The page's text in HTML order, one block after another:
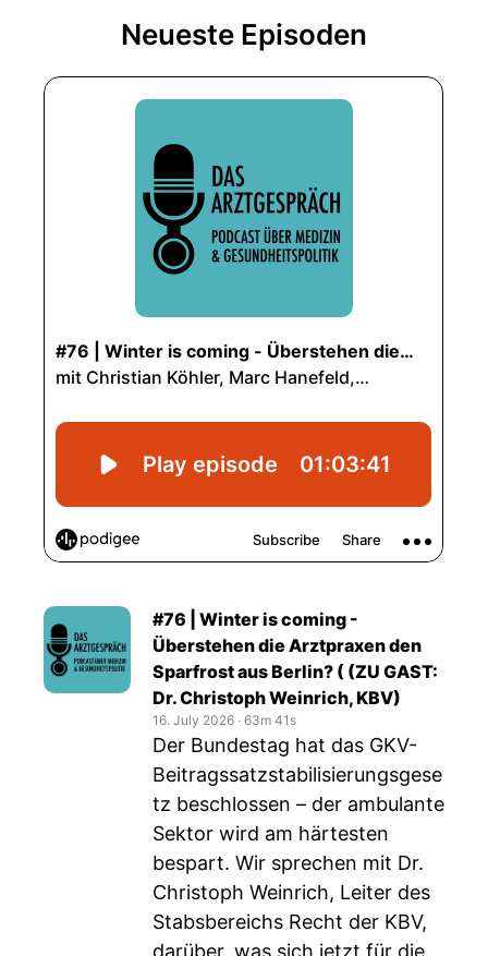
Neueste Episoden
#76 | Winter is coming -
Überstehen die Arztpraxen den
Sparfrost aus Berlin? ( (ZU GAST:
Dr. Christoph Weinrich, KBV)
16. July 2026 ‧ 63m 41s
Der Bundestag hat das GKV-
Beitragssatzstabilisierungsgese
tz beschlossen – der ambulante
Sektor wird am härtesten
bespart. Wir sprechen mit Dr.
Christoph Weinrich, Leiter des
Stabsbereichs Recht der KBV,
darüber, was sich jetzt für die